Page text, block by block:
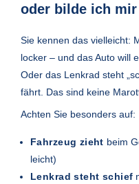
oder bilde ich mir
Sie kennen das vielleicht:
locker – und das Auto will
Oder das Lenkrad steht
fährt. Das sind keine
Achten Sie besonders auf:
Fahrzeug zieht beim
leicht)
Lenkrad steht schief